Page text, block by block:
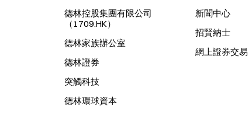
德林控股集團有限公司
（1709.HK）
德林家族辦公室
德林證券
突觸科技
德林環球資本
新聞中心
招賢納士
網上證券交易